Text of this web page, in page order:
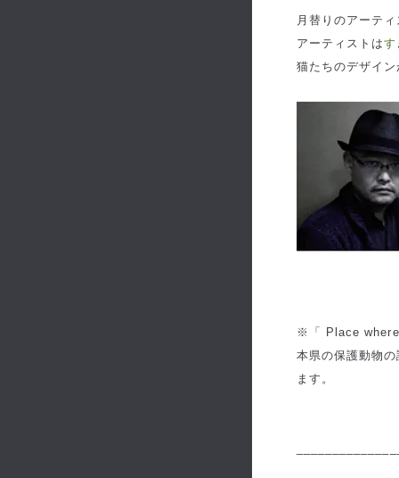
月替りのアーテ
アーティストはす
猫たちのデザイ
※「 Place where
本県の保護動物
ます。